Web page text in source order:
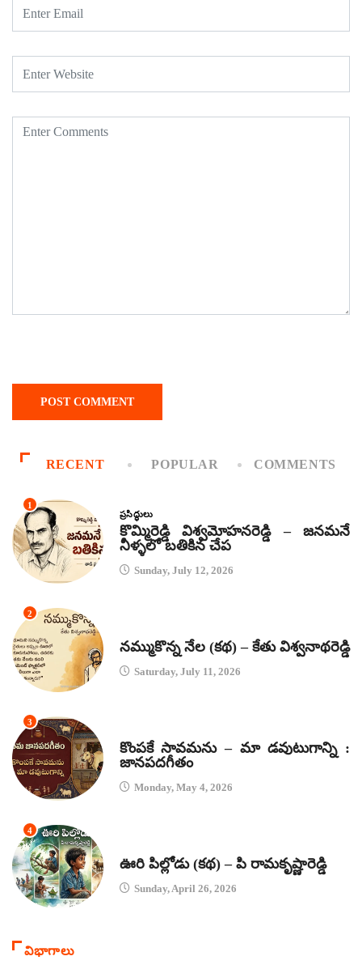
RECENT POPULAR COMMENTS
1
ప్రసిద్ధులు
కొమ్మిరెడ్డి విశ్వమోహనరెడ్డి – జనమనే
నీళ్ళలో బతికిన చేప
Sunday, July 12, 2026
2
నమ్ముకొన్న నేల (కథ) – కేతు విశ్వనాథరెడ్డి
Saturday, July 11, 2026
3
కొంపకే సావమను – మా డవుటుగాన్ని :
జానపదగీతం
Monday, May 4, 2026
4
ఊరి పిల్లోడు (కథ) – పి రామకృష్ణారెడ్డి
Sunday, April 26, 2026
విభాగాలు